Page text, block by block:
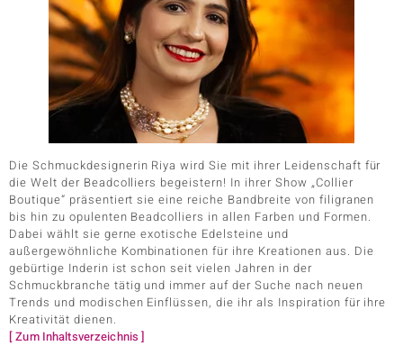
Die Schmuckdesignerin Riya wird Sie mit ihrer Leidenschaft für
die Welt der Beadcolliers begeistern! In ihrer Show „Collier
Boutique“ präsentiert sie eine reiche Bandbreite von filigranen
bis hin zu opulenten Beadcolliers in allen Farben und Formen.
Dabei wählt sie gerne exotische Edelsteine und
außergewöhnliche Kombinationen für ihre Kreationen aus. Die
gebürtige Inderin ist schon seit vielen Jahren in der
Schmuckbranche tätig und immer auf der Suche nach neuen
Trends und modischen Einflüssen, die ihr als Inspiration für ihre
Kreativität dienen.
[ Zum Inhaltsverzeichnis ]